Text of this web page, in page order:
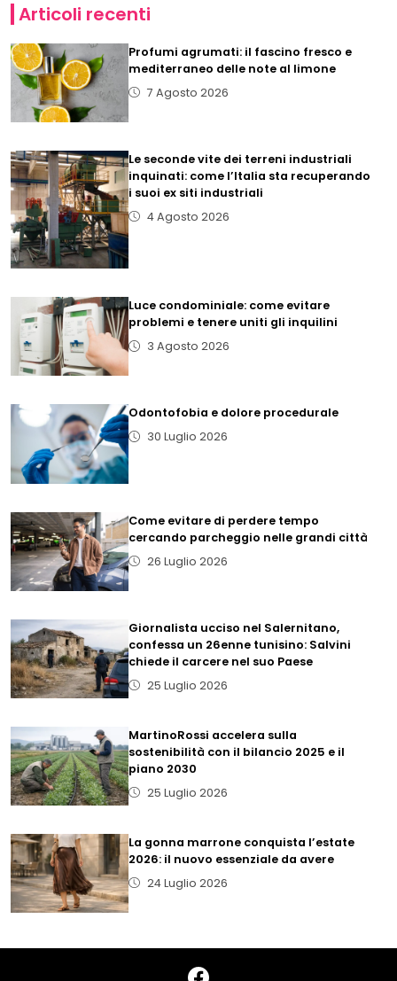
Articoli recenti
Profumi agrumati: il fascino fresco e
mediterraneo delle note al limone
7 Agosto 2026
Le seconde vite dei terreni industriali
inquinati: come l’Italia sta recuperando
i suoi ex siti industriali
4 Agosto 2026
Luce condominiale: come evitare
problemi e tenere uniti gli inquilini
3 Agosto 2026
Odontofobia e dolore procedurale
30 Luglio 2026
Come evitare di perdere tempo
cercando parcheggio nelle grandi città
26 Luglio 2026
Giornalista ucciso nel Salernitano,
confessa un 26enne tunisino: Salvini
chiede il carcere nel suo Paese
25 Luglio 2026
MartinoRossi accelera sulla
sostenibilità con il bilancio 2025 e il
piano 2030
25 Luglio 2026
La gonna marrone conquista l’estate
2026: il nuovo essenziale da avere
24 Luglio 2026